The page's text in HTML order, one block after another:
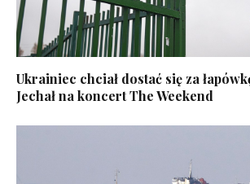
Ukrainiec chciał dostać się za
Jechał na koncert The Weekend